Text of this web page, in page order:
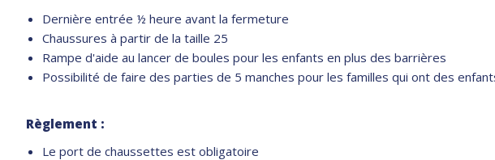
Dernière entrée ½ heure avant la fermeture
Chaussures à partir de la taille 25
Rampe d'aide au lancer de boules pour les enfants en plus des barrières
Possibilité de faire des parties de 5 manches pour les familles qui ont des
Règlement :
Le port de chaussettes est obligatoire